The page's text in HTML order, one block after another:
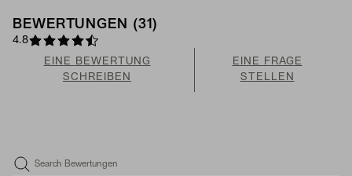
BEWERTUNGEN (31)
4.8
EINE BEWERTUNG
SCHREIBEN
EINE FRAGE
STELLEN
Search Bewertungen